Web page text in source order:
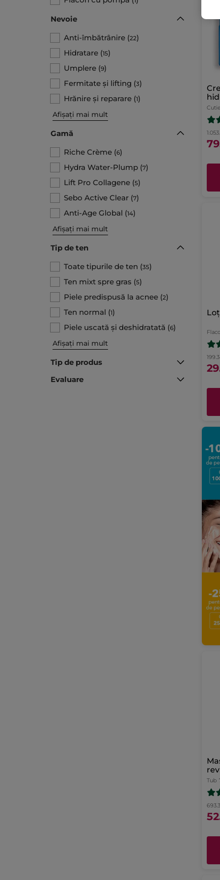
Nevoie
Anti-îmbătrânire (22)
Hidratare (15)
Umplere (9)
Fermitate și lifting (3)
Hrănire și reparare (1)
Afișați mai mult
Gamă
Riche Crème (6)
Hydra Water-Plump (7)
Lift Pro Collagene (5)
Sebo Active Clear (7)
Anti-Age Global (14)
Afișați mai mult
Tip de ten
Toate tipurile de ten (35)
Ten mixt spre gras (5)
Piele predispusă la acnee (2)
Ten normal (1)
Piele uscată și deshidratată (6)
Afișați mai mult
Tip de produs​
Evaluare
Cutie
Tub